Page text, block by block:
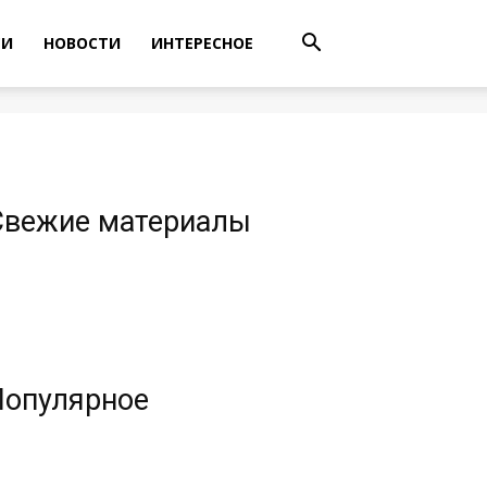
НОВОСТИ ИНТЕРЕСНОЕ
материалы